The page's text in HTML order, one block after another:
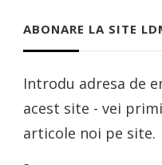
ABONARE LA SITE
Introdu adresa de
acest site - vei
articole noi pe site.